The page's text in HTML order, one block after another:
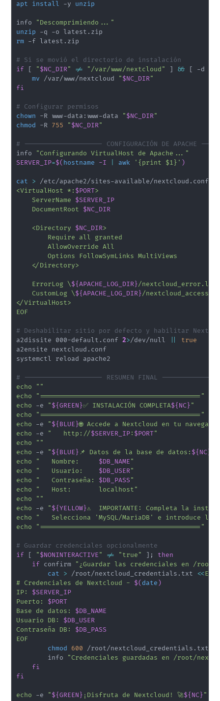
apt install -y unzip
info "Descomprimiendo..."
unzip
rm -f latest.zip
# Si se movió el directorio de instalación
if
[ "$NC_DIR" != "/var/www/nextcloud" ] && [ -d
mv /var/www/nextcloud "$NC_DIR"
fi
# Configurar permisos
chown -R www-data:www-data "$NC_DIR"
chmod -R 755 "$NC_DIR"
# -------------------- CONFIGURACIÓN DE APACHE
info "Configurando VirtualHost de Apache..."
SERVER_IP=$( hostname -I awk '{print $1}' )
cat > /etc/apache2/sites-available/nextcloud.conf
<VirtualHost *: $PORT>
    ServerName
$SERVER_IP
    DocumentRoot
$NC_DIR
    <Directory
$NC_DIR>
        Require all granted
        AllowOverride All
        Options FollowSymLinks MultiViews
    </Directory>
    ErrorLog \
${APACHE_LOG_DIR}/nextcloud_error.log
    CustomLog \
${APACHE_LOG_DIR}/
</VirtualHost>
EOF
# Deshabilitar sitio por defecto y habilitar
a2dissite 000-default.conf 2>/dev/null
true
a2ensite nextcloud.conf
systemctl reload apache2
# -------------------- RESUMEN FINAL
echo
""
echo
"========================================="
echo -e "${GREEN}✅ INSTALACIÓN COMPLETA${NC}"
echo
"========================================="
echo -e "${BLUE}🌐 Accede a Nextcloud en tu
echo -e "   http://$SERVER_IP: $PORT"
echo
""
echo -e "${BLUE}📌 Datos de la base de datos: ${NC}
echo
"   Nombre: $DB_NAME"
echo
"   Usuario: $DB_USER"
echo
"   Contraseña: $DB_PASS"
echo
"   Host:       localhost"
echo
""
echo -e "${YELLOW}⚠️  IMPORTANTE: Completa la
echo
"   Selecciona 'MySQL/MariaDB' e introduce
echo
"========================================="
# Guardar credenciales opcionalmente
if
[ "$NONINTERACTIVE" != "true" ] ;
then
if confirm "¿Guardar las credenciales en /
cat
> /root/nextcloud_credentials.txt <<EOF
# Credenciales de Nextcloud - $( date )
IP: $SERVER_IP
Puerto: $PORT
Base de datos: $DB_NAME
Usuario DB: $DB_USER
Contraseña DB: $DB_PASS
EOF
chmod
600 /root/nextcloud_credentials.txt
        info
"Credenciales guardadas en /root/
fi
fi
echo -e "${GREEN} ¡Disfruta de Nextcloud! 🚀${NC}"